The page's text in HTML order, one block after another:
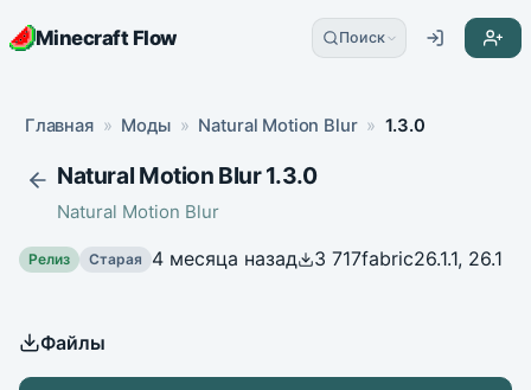
Minecraft Flow Поиск
Главная » Моды » Natural Motion Blur » 1.3.0
Natural Motion Blur 1.3.0
Natural Motion Blur
Релиз Старая 4 месяца назад 3 717fabric26.1.1, 26.1
Файлы